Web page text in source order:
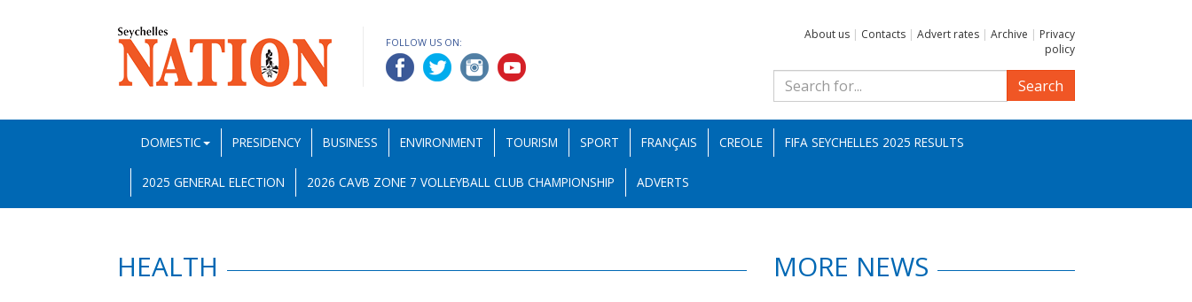
FOLLOW US ON:
About us | Contacts | Advert rates | Archive | Privacy
policy
Search
DOMESTIC PRESIDENCY BUSINESS ENVIRONMENT TOURISM SPORT FRANÇAIS CREOLE FIFA SEYCHELLES 2025 RESULTS
2025 GENERAL ELECTION 2026 CAVB ZONE 7 VOLLEYBALL CLUB CHAMPIONSHIP ADVERTS
HEALTH MORE NEWS